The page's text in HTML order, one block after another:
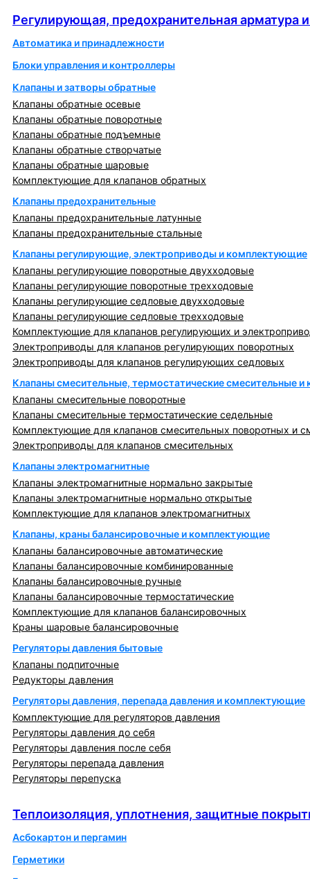
Регулирующая, предохранительная арматура
Автоматика и принадлежности
Блоки управления и контроллеры
Клапаны и затворы обратные
Клапаны обратные осевые
Клапаны обратные поворотные
Клапаны обратные подъемные
Клапаны обратные створчатые
Клапаны обратные шаровые
Комплектующие для клапанов обратных
Клапаны предохранительные
Клапаны предохранительные латунные
Клапаны предохранительные стальные
Клапаны регулирующие, электроприводы и комплектующие
Клапаны регулирующие поворотные двухходовые
Клапаны регулирующие поворотные трехходовые
Клапаны регулирующие седловые двухходовые
Клапаны регулирующие седловые трехходовые
Комплектующие для клапанов регулирующих и
Электроприводы для клапанов регулирующих поворотных
Электроприводы для клапанов регулирующих седловых
Клапаны смесительные, термостатические смесительные
Клапаны смесительные поворотные
Клапаны смесительные термостатические седельные
Комплектующие для клапанов смесительных поворотных и
Электроприводы для клапанов смесительных
Клапаны электромагнитные
Клапаны электромагнитные нормально закрытые
Клапаны электромагнитные нормально открытые
Комплектующие для клапанов электромагнитных
Клапаны, краны балансировочные и комплектующие
Клапаны балансировочные автоматические
Клапаны балансировочные комбинированные
Клапаны балансировочные ручные
Клапаны балансировочные термостатические
Комплектующие для клапанов балансировочных
Краны шаровые балансировочные
Регуляторы давления бытовые
Клапаны подпиточные
Редукторы давления
Регуляторы давления, перепада давления и комплектующие
Комплектующие для регуляторов давления
Регуляторы давления до себя
Регуляторы давления после себя
Регуляторы перепада давления
Регуляторы перепуска
Теплоизоляция, уплотнения, защитные
Асбокартон и пергамин
Герметики